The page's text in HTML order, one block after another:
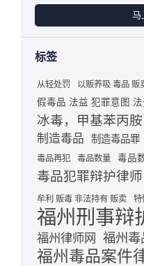
马
标签
从轻处罚 以贩养吸 毒品 贩
假毒品 法益 犯罪意图
冰毒，甲基苯丙
制造毒品 制造毒品罪
毒品再犯 毒品数量 毒品
毒品犯罪辩护律师
牟利 贩毒 非法持有 贩卖 特
福州刑事辩
福州律师网 福州毒
福州毒品案件